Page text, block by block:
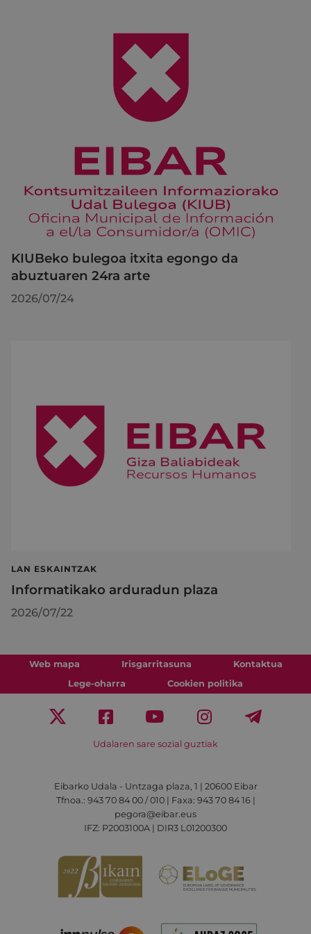
KIUBeko bulegoa itxita egongo da
abuztuaren 24ra arte
2026/07/24
LAN ESKAINTZAK
Informatikako arduradun plaza
2026/07/22
Web mapa Irisgarritasuna
Kontaktua
Lege-oharra
Cookien politika
Udalaren sare sozial guztiak
Eibarko Udala - Untzaga plaza, 1 | 20600 Eibar
Tfnoa.: 943 70 84 00 / 010 | Faxa: 943 70 84 16 |
pegora@eibar.eus
IFZ: P2003100A | DIR3 L01200300